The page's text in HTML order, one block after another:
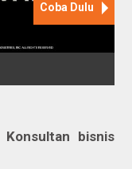
Konsultan bisnis